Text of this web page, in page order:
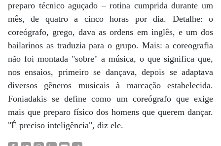
preparo técnico aguçado – rotina cumprida durante um
mês, de quatro a cinco horas por dia. Detalhe: o
coreógrafo, grego, dava as ordens em inglês, e um dos
bailarinos as traduzia para o grupo. Mais: a coreografia
não foi montada "sobre" a música, o que significa que,
nos ensaios, primeiro se dançava, depois se adaptava
diversos gêneros musicais à marcação estabelecida.
Foniadakis se define como um coreógrafo que exige
mais que preparo físico dos homens que querem dançar.
"É preciso inteligência", diz ele.